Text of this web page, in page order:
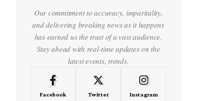
Our commitment to accuracy, impartiality,
and delivering breaking news as it happens
has earned us the trust of a vast audience.
Stay ahead with real-time updates on the
latest events, trends.
Facebook Twitter Instagram